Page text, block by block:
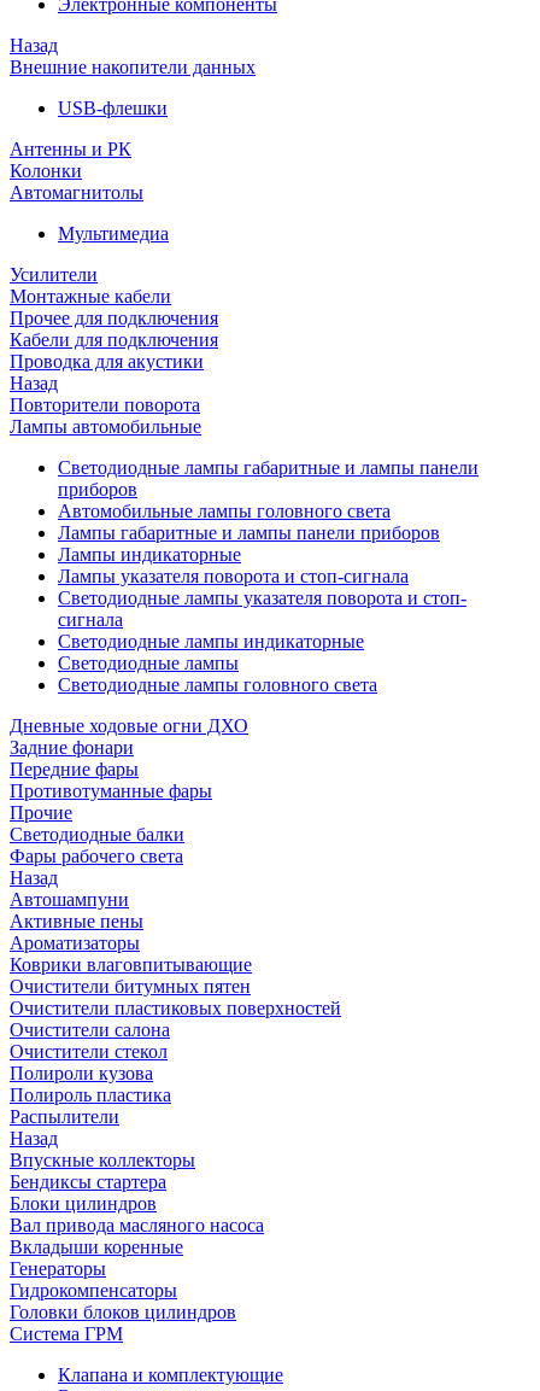
Электронные компоненты
Назад
Внешние накопители данных
USB-флешки
Антенны и РК
Колонки
Автомагнитолы
Мультимедиа
Усилители
Монтажные кабели
Прочее для подключения
Кабели для подключения
Проводка для акустики
Назад
Повторители поворота
Лампы автомобильные
Светодиодные лампы габаритные и лампы панели
приборов
Автомобильные лампы головного света
Лампы габаритные и лампы панели приборов
Лампы индикаторные
Лампы указателя поворота и стоп-сигнала
Светодиодные лампы указателя поворота и стоп-
сигнала
Светодиодные лампы индикаторные
Светодиодные лампы
Светодиодные лампы головного света
Дневные ходовые огни ДХО
Задние фонари
Передние фары
Противотуманные фары
Прочие
Светодиодные балки
Фары рабочего света
Назад
Автошампуни
Активные пены
Ароматизаторы
Коврики влаговпитывающие
Очистители битумных пятен
Очистители пластиковых поверхностей
Очистители салона
Очистители стекол
Полироли кузова
Полироль пластика
Распылители
Назад
Впускные коллекторы
Бендиксы стартера
Блоки цилиндров
Вал привода масляного насоса
Вкладыши коренные
Генераторы
Гидрокомпенсаторы
Головки блоков цилиндров
Система ГРМ
Клапана и комплектующие